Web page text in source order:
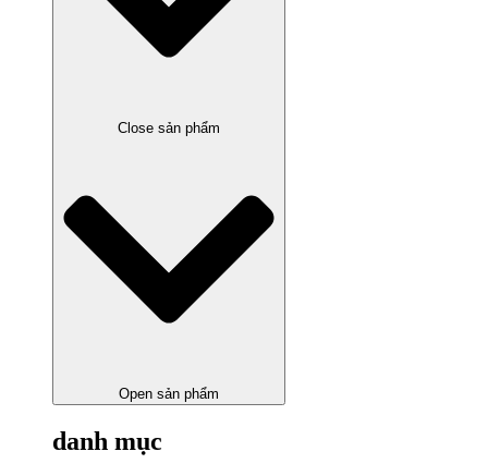
Close sản phẩm
Open sản phẩm
danh mục